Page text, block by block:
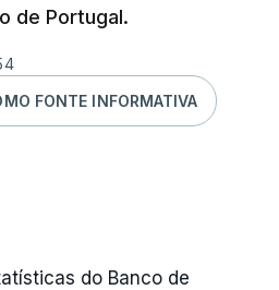
de Portugal.
FONTE INFORMATIVA
do Banco de